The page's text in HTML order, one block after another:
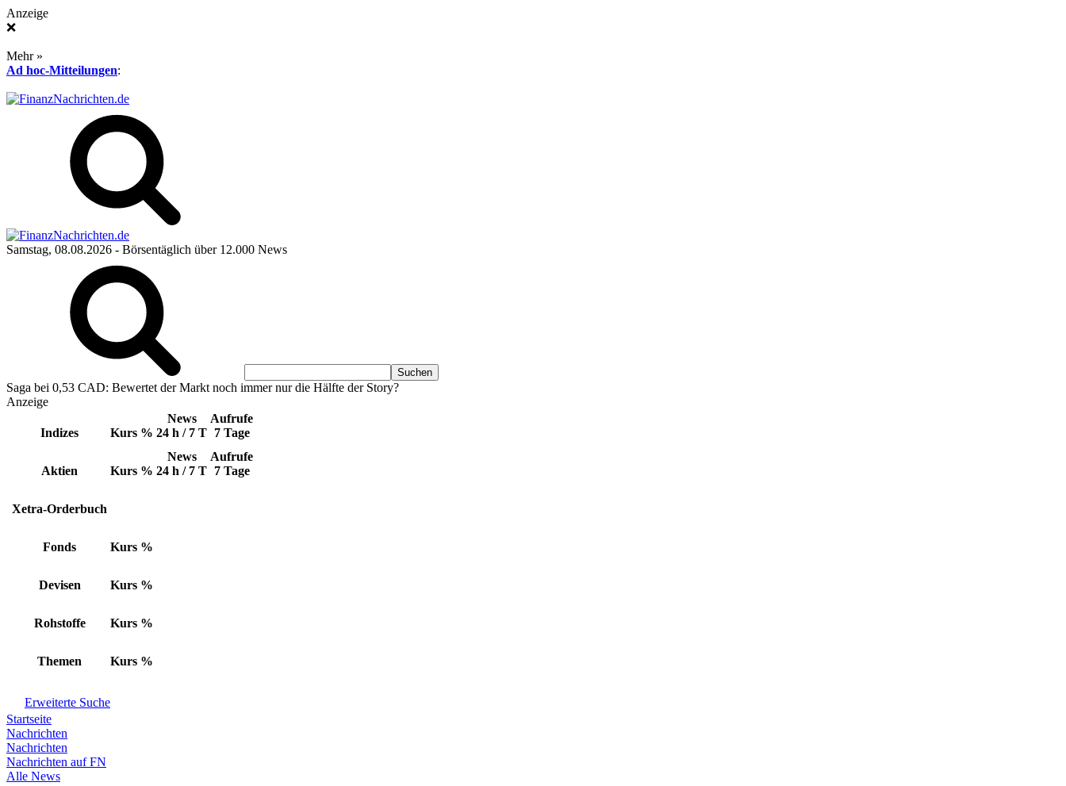
Anzeige
❌
Mehr »
Ad hoc-Mitteilungen:
Samstag, 08.08.2026 - Börsentäglich über 12.000 News
Saga bei 0,53 CAD: Bewertet der Markt noch immer nur die Hälfte der Story?
Anzeige
Indizes Kurs %
News
24 h / 7 T
Aufrufe
7 Tage
Aktien Kurs %
News
24 h / 7 T
Aufrufe
7 Tage
Xetra-Orderbuch
Fonds Kurs %
Devisen Kurs %
Rohstoffe Kurs %
Themen Kurs %
Erweiterte Suche
Startseite
Nachrichten
Nachrichten
Nachrichten auf FN
Alle News